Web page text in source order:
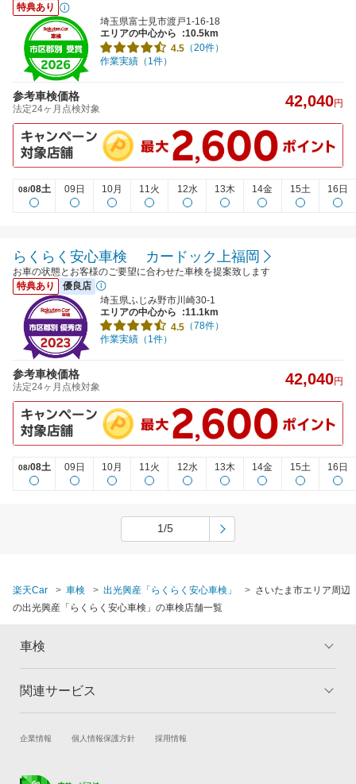
特典あり
埼玉県富士見市渡戸1-16-18
エリアの中心から
:10.5km
4.5 （20件）
作業実績（1件）
参考車検価格
法定24ヶ月点検対象 42,040円
08/08土 09日 10月 11火 12水 13木 14金 15土 16日
らくらく安心車検 カードック上福岡
お車の状態とお客様のご要望に合わせた車検を提案致します
特典あり
優良店
埼玉県ふじみ野市川崎30-1
エリアの中心から
:11.1km
4.5 （78件）
作業実績（1件）
参考車検価格
法定24ヶ月点検対象 42,040円
08/08土 09日 10月 11火 12水 13木 14金 15土 16日
1/5
楽天Car 車検 出光興産「らくらく安心車検」
さいたま市エリア周辺
の出光興産「らくらく安心車検」の車検店舗一覧
車検
トップ
車検の基礎知識 キャンペーン一覧
関連サービス
試乗・商談 新車購入
企業情報 個人情報保護方針 採用情報